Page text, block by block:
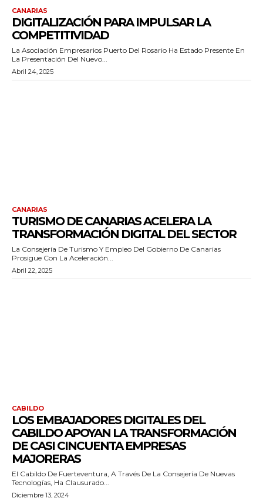
CANARIAS
DIGITALIZACIÓN PARA IMPULSAR LA
COMPETITIVIDAD
La Asociación Empresarios Puerto Del Rosario Ha Estado Presente En
La Presentación Del Nuevo...
Abril 24, 2025
CANARIAS
TURISMO DE CANARIAS ACELERA LA
TRANSFORMACIÓN DIGITAL DEL SECTOR
La Consejería De Turismo Y Empleo Del Gobierno De Canarias
Prosigue Con La Aceleración...
Abril 22, 2025
CABILDO
LOS EMBAJADORES DIGITALES DEL
CABILDO APOYAN LA TRANSFORMACIÓN
DE CASI CINCUENTA EMPRESAS
MAJORERAS
El Cabildo De Fuerteventura, A Través De La Consejería De Nuevas
Tecnologías, Ha Clausurado...
Diciembre 13, 2024